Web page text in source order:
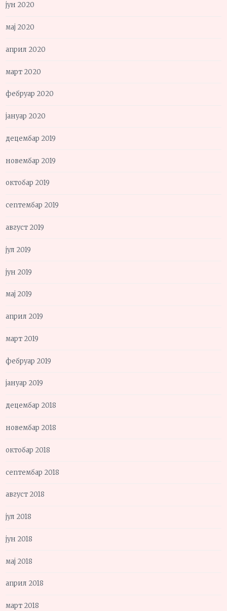
јун 2020
мај 2020
април 2020
март 2020
фебруар 2020
јануар 2020
децембар 2019
новембар 2019
октобар 2019
септембар 2019
август 2019
јул 2019
јун 2019
мај 2019
април 2019
март 2019
фебруар 2019
јануар 2019
децембар 2018
новембар 2018
октобар 2018
септембар 2018
август 2018
јул 2018
јун 2018
мај 2018
април 2018
март 2018